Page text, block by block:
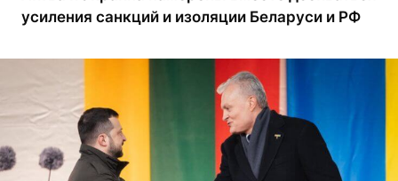
усиления санкций и изоляции Беларуси и РФ